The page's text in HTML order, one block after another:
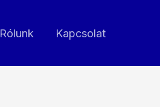
Rólunk Kapcsolat